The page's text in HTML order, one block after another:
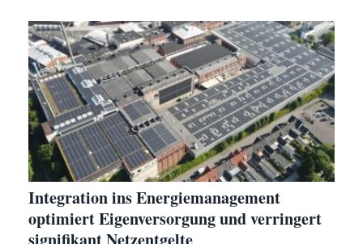
Integration ins Energiemanagement
optimiert Eigenversorgung und verringert